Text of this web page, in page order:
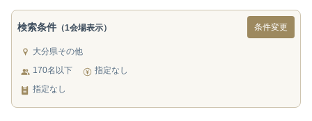
検索条件 （1会場表示） 条件変更
大分県その他
170名以下
指定なし
指定なし